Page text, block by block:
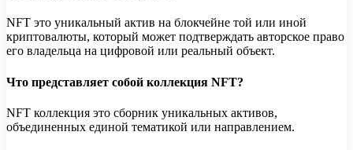
NFT это уникальный актив на блокчейне той или иной
криптовалюты, который может подтверждать авторское право
его владельца на цифровой или реальный объект.
Что представляет собой коллекция NFT?
NFT коллекция это сборник уникальных активов,
объединенных единой тематикой или направлением.